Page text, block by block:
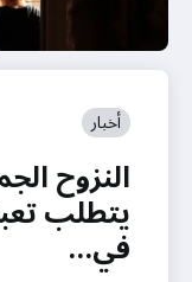
أخبار
النزوح
يتطلب
في…